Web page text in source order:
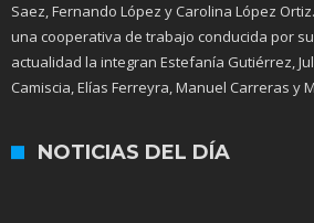
Saez, Fernando López y Carolina López
una cooperativa de trabajo conducida por
actualidad la integran Estefanía Gutiérrez,
Camiscia, Elías Ferreyra, Manuel Carreras y
NOTICIAS DEL DÍA